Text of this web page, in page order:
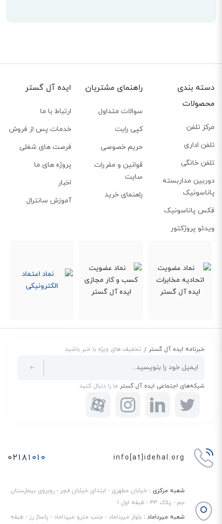
دسته بندی
محصولات
مرکز تلفن
تلفن اداری
تلفن خانگی
دوربین مداربسته
پاناسونیک
فکس پاناسونیک
ویدئو پروژکتور
راهنمای مشتریان
سوالات متداول
کپی رایت
حریم خصوصی
قوانین و مقررات
سایت
راهنمای خرید
ایده آل گستر
ارتباط با ما
خدمات پس از فروش
فرصت های شغلی
پروژه های ما
اخبار
آموزش سانترال
خبرنامه ایده آل گستراز تخفیف های ویژه با خبر باشید
شبکه‌های اجتماعی ایده آل گسترما را دنبال کنید
info[at]idehal.org ۰۲۱۸۱۰۱۰
شعبه مرکزی : خیابان مطهری - ابتدای خیابان فجر - روبروی بیمارستان
جم - پلاک ۴۳ - طبقه اول ۱
شعبه میرداماد : بلوار میرداماد - جنب مترو میرداماد - پاساژ رز - طبقه